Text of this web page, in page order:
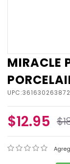
MIRACLE
$12.95